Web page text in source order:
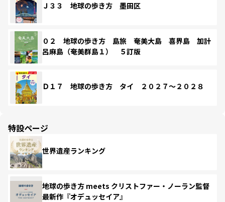
Ｊ３３ 地球の歩き方 墨田区
０２ 地球の歩き方 島旅 奄美大島 喜界島 加計
呂麻島（奄美群島１） ５訂版
Ｄ１７ 地球の歩き方 タイ ２０２７～２０２８
特設ページ
世界遺産ランキング
地球の歩き方 meets クリストファー・ノーラン監督
最新作『オデュッセイア』